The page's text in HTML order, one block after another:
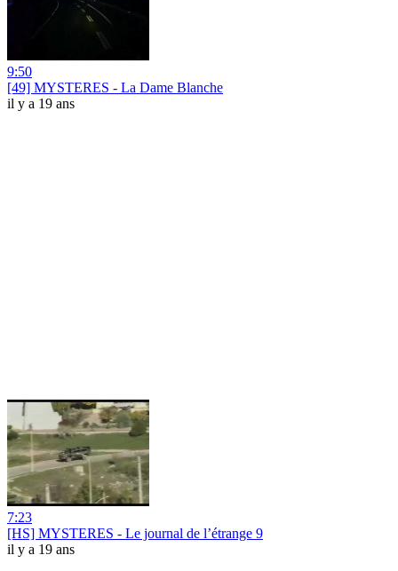
9:50
[49] MYSTERES - La Dame Blanche
il y a 19 ans
7:23
[HS] MYSTERES - Le journal de l’étrange 9
il y a 19 ans